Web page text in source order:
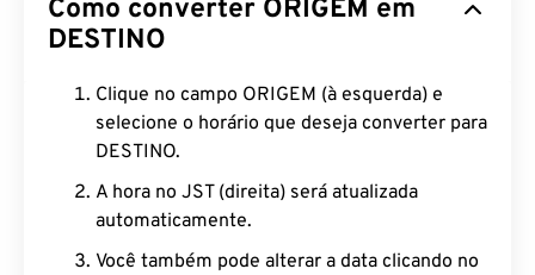
Como converter ORIGEM em
DESTINO
Clique no campo ORIGEM (à esquerda) e
selecione o horário que deseja converter para
DESTINO.
A hora no JST (direita) será atualizada
automaticamente.
Você também pode alterar a data clicando no